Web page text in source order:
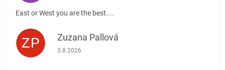
East or West you are the best....
ZP Zuzana Pallová
Hodnotenie obchodu je 5 z 5 hviezdičiek.
3.8.2026